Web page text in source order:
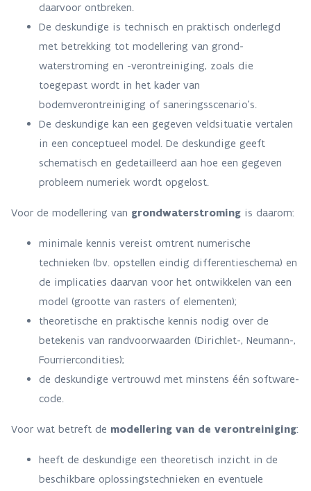
daarvoor ontbreken.
De deskundige is technisch en praktisch onderlegd
met betrekking tot modellering van grond-
waterstroming en -verontreiniging, zoals die
toegepast wordt in het kader van
bodemverontreiniging of saneringsscenario's.
De deskundige kan een gegeven veldsituatie vertalen
in een conceptueel model. De deskundige geeft
schematisch en gedetailleerd aan hoe een gegeven
probleem numeriek wordt opgelost.
Voor de modellering van grondwaterstroming is daarom:
minimale kennis vereist omtrent numerische
technieken (bv. opstellen eindig differentieschema) en
de implicaties daarvan voor het ontwikkelen van een
model (grootte van rasters of elementen);
theoretische en praktische kennis nodig over de
betekenis van randvoorwaarden (Dirichlet-, Neumann-,
Fourriercondities);
de deskundige vertrouwd met minstens één software-
code.
Voor wat betreft de modellering van de verontreiniging:
heeft de deskundige een theoretisch inzicht in de
beschikbare oplossingstechnieken en eventuele